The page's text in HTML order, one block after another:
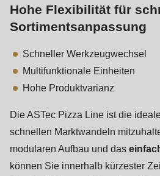
mb_substr():
Passing
to
parameter
#1
($string)
type
string
Hohe Flexibilität für
Sortimentsanpassung
Schneller Werkzeugwechsel
Multifunktionale Einheiten
Hohe Produktvarianz
Die ASTec Pizza Line ist die
schnellen Marktwandeln
modularen Aufbau und das
können Sie innerhalb kürzester